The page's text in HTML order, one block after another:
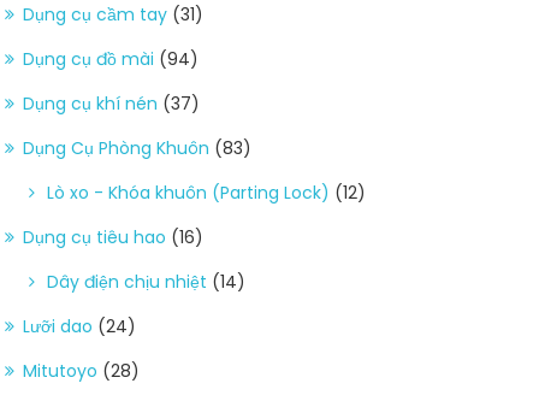
Dụng cụ cầm tay (31)
Dụng cụ đồ mài (94)
Dụng cụ khí nén (37)
Dụng Cụ Phòng Khuôn (83)
Lò xo - Khóa khuôn (Parting Lock) (12)
Dụng cụ tiêu hao (16)
Dây điện chịu nhiệt (14)
Lưỡi dao (24)
Mitutoyo (28)